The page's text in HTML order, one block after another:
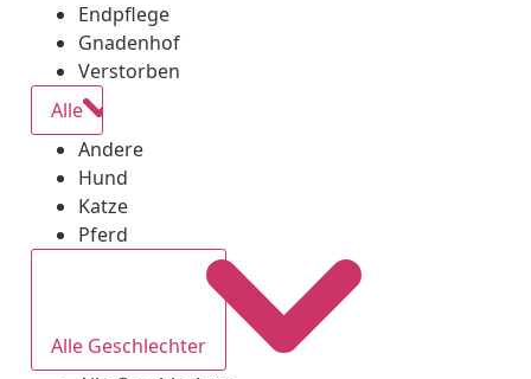
Endpflege
Gnadenhof
Verstorben
Alle
Andere
Hund
Katze
Pferd
Alle Geschlechter